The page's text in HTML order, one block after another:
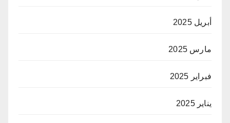
أبريل 2025
مارس 2025
فبراير 2025
يناير 2025